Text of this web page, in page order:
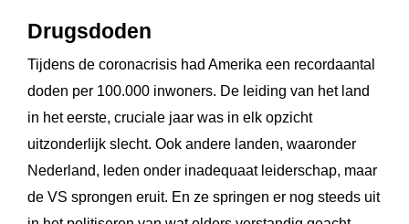
Drugsdoden
Tijdens de coronacrisis had Amerika een recordaantal
doden per 100.000 inwoners. De leiding van het land
in het eerste, cruciale jaar was in elk opzicht
uitzonderlijk slecht. Ook andere landen, waaronder
Nederland, leden onder inadequaat leiderschap, maar
de VS sprongen eruit. En ze springen er nog steeds uit